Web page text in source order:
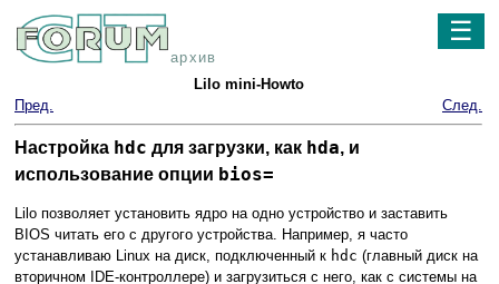
архив
☰
Lilo mini-Howto
Пред.
След.
Настройка hdc для загрузки, как hda, и
использование опции bios=
Lilo позволяет установить ядро на одно устройство и заставить
BIOS читать его с другого устройства. Например, я часто
устанавливаю Linux на диск, подключенный к hdc (главный диск на
вторичном IDE-контроллере) и загрузиться с него, как с системы на